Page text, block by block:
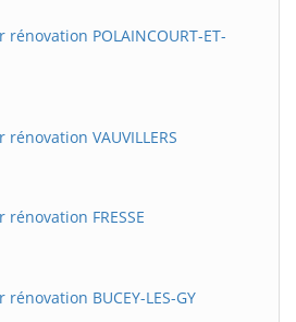
POLAINCOURT-ET-
VAUVILLERS
FRESSE
BUCEY-LES-GY